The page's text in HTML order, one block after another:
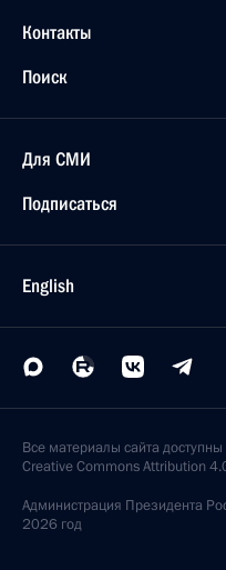
Контакты
Поиск
Для СМИ
Подписаться
English
Все материалы сайта
Creative Commons Attribution
Администрация Президента
2026 год